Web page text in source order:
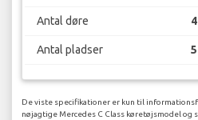
Antal døre 4
Antal pladser 5
De viste specifikationer er kun til
nøjagtige Mercedes C Class køretøjsmodel og